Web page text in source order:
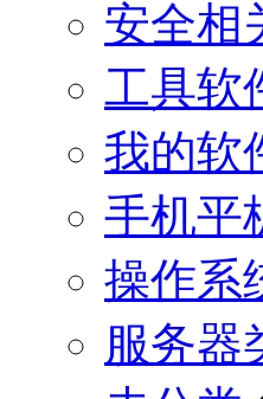
安全相
工具软
我的软
手机平
操作系
服务器